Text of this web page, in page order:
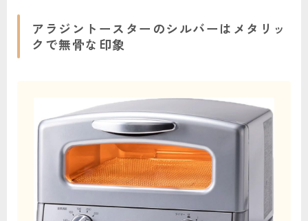
アラジントースターのシルバーはメタリッ
クで無骨な印象